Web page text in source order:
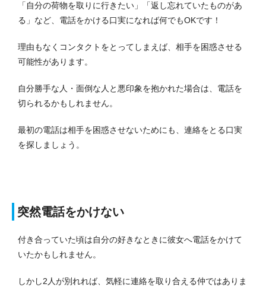
「自分の荷物を取りに行きたい」「返し忘れていたものがあ
る」など、電話をかける口実になれば何でもOKです！
理由もなくコンタクトをとってしまえば、相手を困惑させる
可能性があります。
自分勝手な人・面倒な人と悪印象を抱かれた場合は、電話を
切られるかもしれません。
最初の電話は相手を困惑させないためにも、連絡をとる口実
を探しましょう。
突然電話をかけない
付き合っていた頃は自分の好きなときに彼女へ電話をかけて
いたかもしれません。
しかし2人が別れれば、気軽に連絡を取り合える仲ではありま